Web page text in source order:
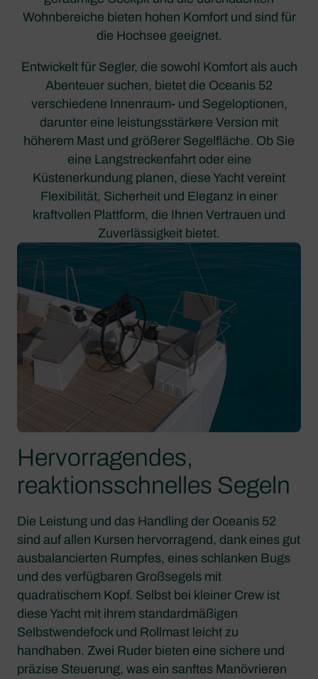
Wohnbereiche bieten hohen Komfort und sind für
die Hochsee geeignet.
Entwickelt für Segler, die sowohl Komfort als auch
Abenteuer suchen, bietet die Oceanis 52
verschiedene Innenraum- und Segeloptionen,
darunter eine leistungsstärkere Version mit
höherem Mast und größerer Segelfläche. Ob Sie
eine Langstreckenfahrt oder eine
Küstenerkundung planen, diese Yacht vereint
Flexibilität, Sicherheit und Eleganz in einer
kraftvollen Plattform, die Ihnen Vertrauen und
Zuverlässigkeit bietet.
Hervorragendes,
reaktionsschnelles Segeln
Die Leistung und das Handling der Oceanis 52
sind auf allen Kursen hervorragend, dank eines gut
ausbalancierten Rumpfes, eines schlanken Bugs
und des verfügbaren Großsegels mit
quadratischem Kopf. Selbst bei kleiner Crew ist
diese Yacht mit ihrem standardmäßigen
Selbstwendefock und Rollmast leicht zu
handhaben. Zwei Ruder bieten eine sichere und
präzise Steuerung, was ein sanftes Manövrieren